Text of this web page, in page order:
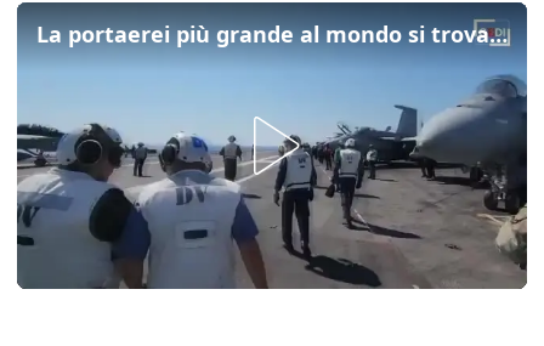
La portaerei più grande al mondo si trova nel Mediterraneo: l'esercitazione con l'ammiraglia turca